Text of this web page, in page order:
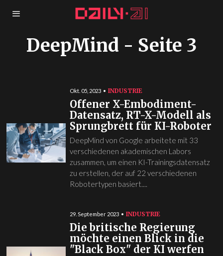
DeepMind - Seite 3
Okt. 05, 2023 INDUSTRIE
Offener X-Embodiment-
Datensatz, RT-X-Modell als
Sprungbrett für KI-Roboter
DeepMind von Google arbeitete mit 33
verschiedenen akademischen Labors
zusammen, um einen KI-Trainingsdatensatz
zu erstellen, der auf 22 verschiedenen
Robotertypen basiert....
29. September 2023 INDUSTRIE
Die britische Regierung
möchte einen Blick in die
"Black Box" der KI werfen